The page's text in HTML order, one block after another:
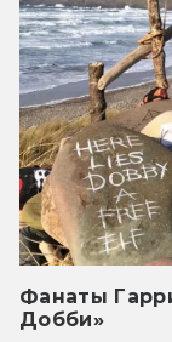
Фанаты
Добби»